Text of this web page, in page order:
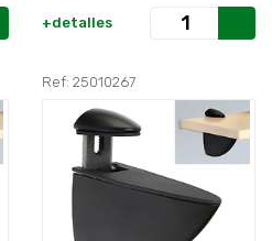
+detalles
Ref: 25010267